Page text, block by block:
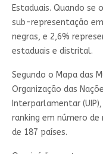
Estaduais. Quando se
sub-representação
negras, e 2,6%
estaduais e distrital.
Segundo o Mapa das
Organização das
Interparlamentar
ranking em número
de 187 países.